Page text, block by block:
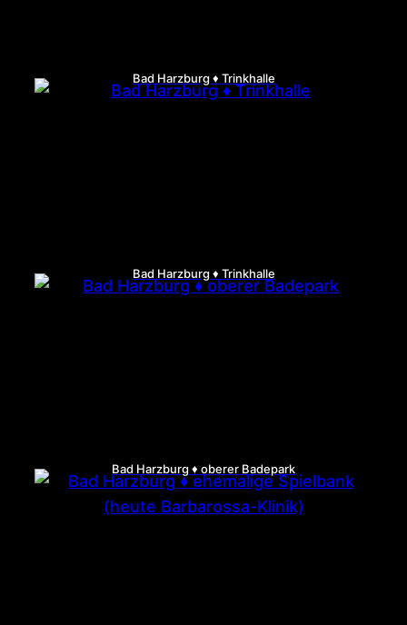
Bad Harzburg ♦ Trinkhalle
Bad Harzburg ♦ Trinkhalle
Bad Harzburg ♦ oberer Badepark